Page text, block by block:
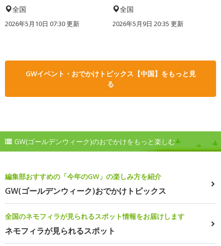
全国
2026年5月10日 07:30 更新
全国
2026年5月9日 20:35 更新
GWイベント・おでかけトピックス【中国】をもっと見
る
GW(ゴールデンウィーク)のおでかけをもっと楽しむ
編集部おすすめの「今年のGW」の楽しみ方を紹介
GW(ゴールデンウィーク)おでかけトピックス
全国のネモフィラが見られるスポット情報をお届けします
ネモフィラが見られるスポット